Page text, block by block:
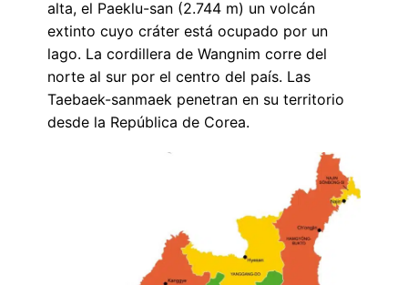
alta, el Paeklu-san (2.744 m) un volcán
extinto cuyo cráter está ocupado por un
lago. La cordillera de Wangnim corre del
norte al sur por el centro del país. Las
Taebaek-sanmaek penetran en su territorio
desde la República de Corea.